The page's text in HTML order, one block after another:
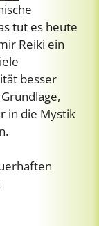
tut es heute
Reiki ein
besser
in die Mystik